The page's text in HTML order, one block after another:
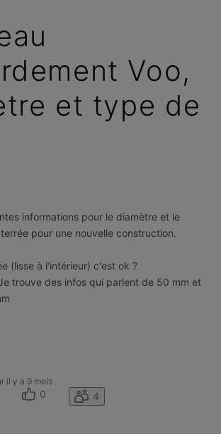
Voo,
et type de
informations pour le diamètre et le
pour une nouvelle construction.
(lisse à l'intérieur) c'est ok ?
trouve des infos qui parlent de 50 mm et
il y a 9 mois
0 4